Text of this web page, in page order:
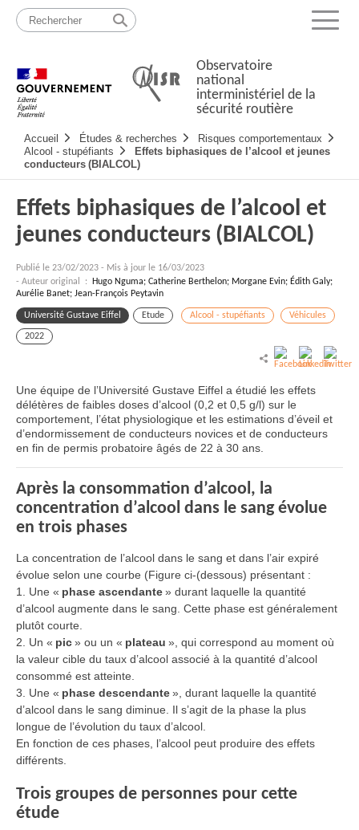
Passer
contenu
Menu
Observatoire
national
interministériel de la
sécurité routière
principale
Accueil Études & recherches
Risques comportementaux
Alcool - stupéfiants
Effets biphasiques de l’alcool et jeunes
conducteurs (BIALCOL)
Effets biphasiques de l’alcool et
jeunes conducteurs (BIALCOL)
Publié le 23/02/2023 - Mis à jour le 16/03/2023
- Auteur original :
Hugo Nguma; Catherine Berthelon; Morgane Evin; Édith Galy;
Aurélie Banet; Jean-François Peytavin
Université Gustave Eiffel Etude Alcool - stupéfiants Véhicules
2022
Une équipe de l’Université Gustave Eiffel a étudié les effets
délétères de faibles doses d’alcool (0,2 et 0,5 g/l) sur le
comportement, l’état physiologique et les estimations d’éveil et
d’endormissement de conducteurs novices et de conducteurs
en fin de permis probatoire âgés de 22 à 30 ans.
Après la consommation d’alcool, la
concentration d’alcool dans le sang évolue
en trois phases
La concentration de l’alcool dans le sang et dans l’air expiré
évolue selon une courbe (Figure ci-(dessous) présentant :
1. Une « phase ascendante» durant laquelle la quantité
d’alcool augmente dans le sang. Cette phase est généralement
plutôt courte.
2. Un « pic» ou un « plateau », qui correspond au moment où
la valeur cible du taux d’alcool associé à la quantité d’alcool
consommé est atteinte.
3. Une « phase descendante», durant laquelle la quantité
d’alcool dans le sang diminue. Il s’agit de la phase la plus
longue de l’évolution du taux d’alcool.
En fonction de ces phases, l’alcool peut produire des effets
différents.
Trois groupes de personnes pour cette
étude